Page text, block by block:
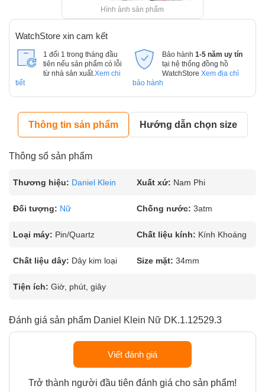
Hình ảnh sản phẩm
WatchStore xin cam kết
1 đổi 1 trong tháng đầu
tiên nếu sản phẩm có lỗi
từ nhà sản xuất. Xem chi
tiết
Bảo hành 1-5 năm uy tín
tại hệ thống đồng hồ
WatchStore Xem địa chỉ
bảo hành
Thông tin sản phẩm Hướng dẫn chọn size
Thông số sản phẩm
Thương hiệu: Daniel Klein Xuất xứ: Nam Phi
Đối tượng: Nữ Chống nước: 3atm
Loại máy: Pin/Quartz Chất liệu kính: Kính Khoáng
Chất liệu dây: Dây kim loại Size mặt: 34mm
Tiện ích: Giờ, phút, giây
Đánh giá sản phẩm Daniel Klein Nữ DK.1.12529.3
Viết đánh giá
Trở thành người đầu tiên đánh giá cho sản phẩm!